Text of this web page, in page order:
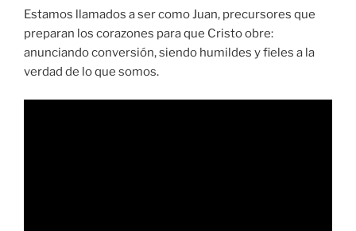
Estamos llamados a ser como Juan, precursores que
preparan los corazones para que Cristo obre:
anunciando conversión, siendo humildes y fieles a la
verdad de lo que somos.